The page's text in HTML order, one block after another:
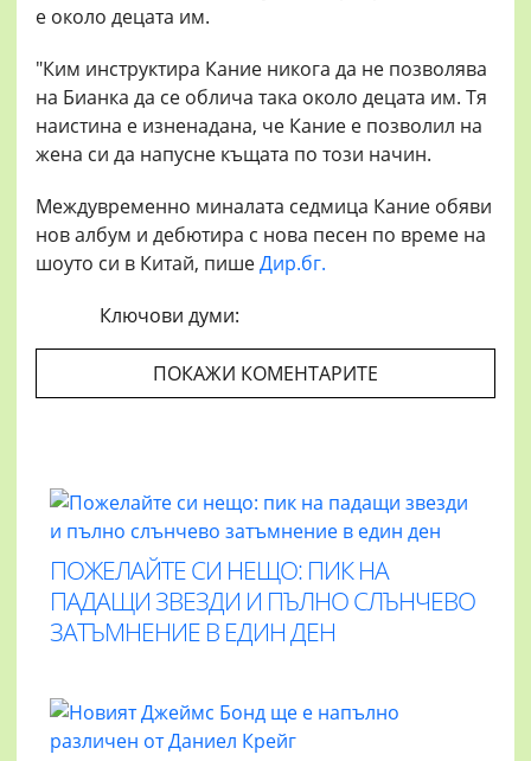
е около децата им.
"Ким инструктира Кание никога да не позволява
на Бианка да се облича така около децата им. Тя
наистина е изненадана, че Кание е позволил на
жена си да напусне къщата по този начин.
Междувременно миналата седмица Кание обяви
нов албум и дебютира с нова песен по време на
шоуто си в Китай, пишеДир.бг.
Ключови думи:
ПОКАЖИ КОМЕНТАРИТЕ
ПОЖЕЛАЙТЕ СИ НЕЩО: ПИК НА
ПАДАЩИ ЗВЕЗДИ И ПЪЛНО СЛЪНЧЕВО
ЗАТЪМНЕНИЕ В ЕДИН ДЕН